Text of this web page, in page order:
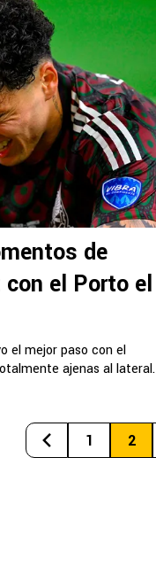
de
el Porto el
el mejor paso con el
ajenas al lateral.
1 2